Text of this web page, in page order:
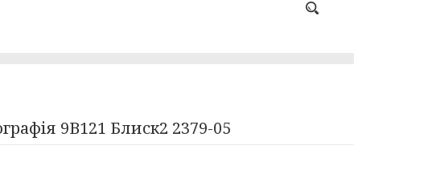
9В121 Блиск2 2379-05